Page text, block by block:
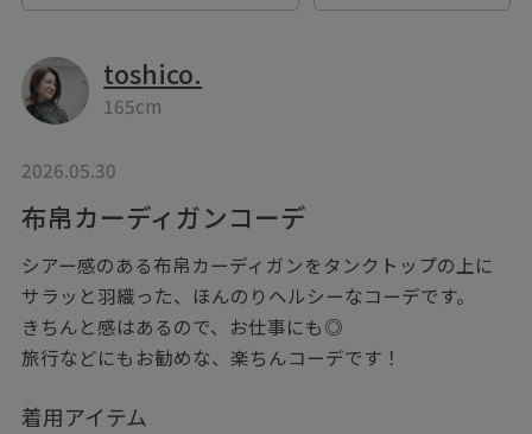
toshico.
165cm
2026.05.30
布帛カーディガンコーデ
シアー感のある布帛カーディガンをタンクトップの上に
サラッと羽織った、ほんのりヘルシーなコーデです。
きちんと感はあるので、お仕事にも◎
旅行などにもお勧めな、楽ちんコーデです！
着用アイテム